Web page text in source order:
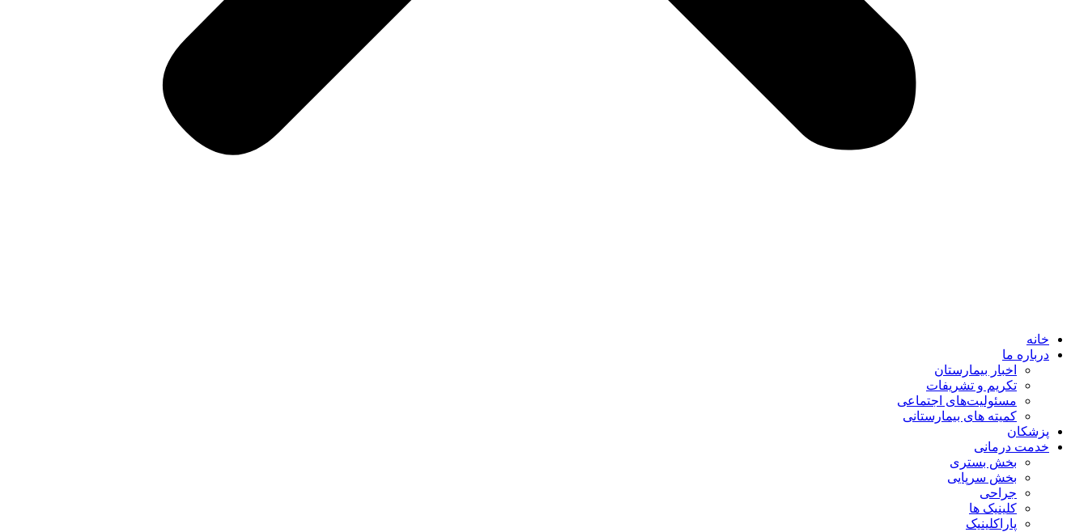
خانه
درباره ما
اخبار بیمارستان
تکریم و تشریفات
مسئولیت‌های اجتماعی
کمیته های بیمارستانی
پزشکان
خدمت درمانی
بخش بستری
بخش سرپایی
جراحی
کلینیک ها
پاراکلینیک